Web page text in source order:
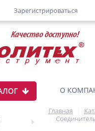
О
Главная
Зарегистрироваться